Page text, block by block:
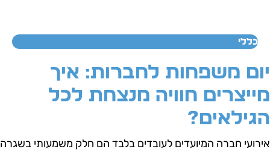
כללי
משפחות לחברות: איך
חוויה מנצחת לכל
חברה המיועדים לעובדים בלבד הם חלק משמעותי בשגרה